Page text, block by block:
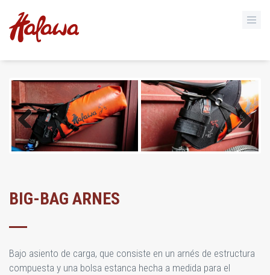
Previous Next
BIG-BAG ARNES
Bajo asiento de carga, que consiste en un arnés de estructura
compuesta y una bolsa estanca hecha a medida para el